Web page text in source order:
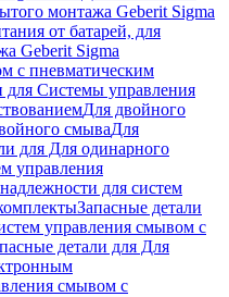
монтажа Geberit Sigma
от батарей, для
Geberit Sigma
с пневматическим
для Системы управления
Для двойного
смываДля
для Для одинарного
управления
для систем
Запасные детали
управления смывом с
детали для Для
смывом с